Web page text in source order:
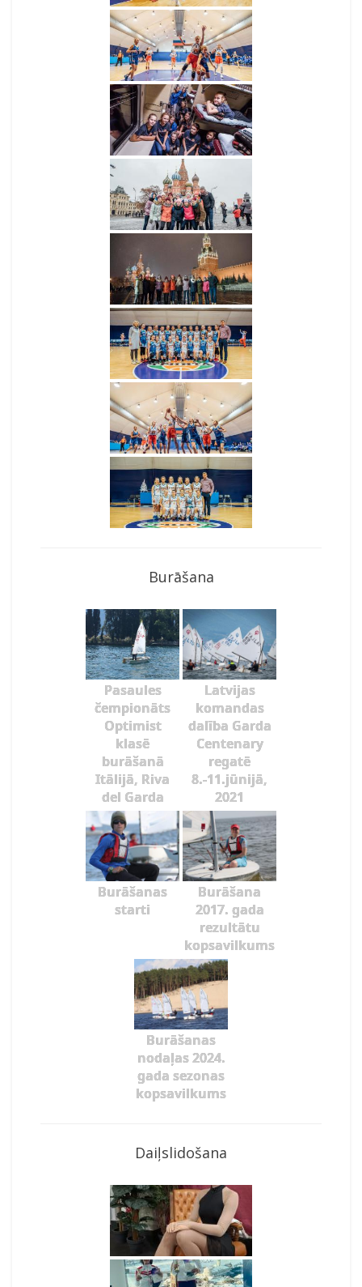
Burāšana
Pasaules
čempionāts
Optimist
klasē
burāšanā
Itālijā, Riva
del Garda
Latvijas
komandas
dalība Garda
Centenary
regatē
8.-11.jūnijā,
2021
Burāšanas
starti
Burāšana
2017. gada
rezultātu
kopsavilkums
Burāšanas
nodaļas 2024.
gada sezonas
kopsavilkums
Daiļslidošana